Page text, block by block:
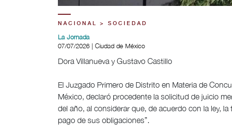
NACIONAL > SOCIEDAD
La Jornada
07/07/2026 | Ciudad de México
Dora Villanueva y Gustavo Castillo
El Juzgado Primero de Distrito en Materia de
México, declaró procedente la solicitud de juicio
del año, al considerar que, de acuerdo con la ley,
pago de sus obligaciones”.